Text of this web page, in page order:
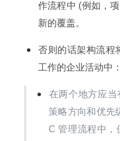
作流程中 (例如，
新的覆盖。
否则的话架构流程
工作的企业活动中：
在两个地方应
策略方向和优先
C 管理流程中，